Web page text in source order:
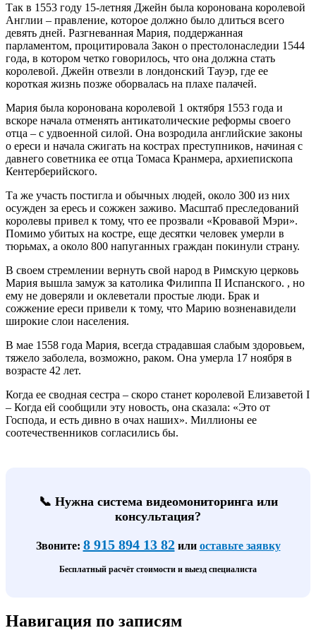
Так в 1553 году 15-летняя Джейн была коронована королевой
Англии – правление, которое должно было длиться всего
девять дней. Разгневанная Мария, поддержанная
парламентом, процитировала Закон о престолонаследии 1544
года, в котором четко говорилось, что она должна стать
королевой. Джейн отвезли в лондонский Тауэр, где ее
короткая жизнь позже оборвалась на плахе палачей.
Мария была коронована королевой 1 октября 1553 года и
вскоре начала отменять антикатолические реформы своего
отца – с удвоенной силой. Она возродила английские законы
о ереси и начала сжигать на кострах преступников, начиная с
давнего советника ее отца Томаса Кранмера, архиепископа
Кентерберийского.
Та же участь постигла и обычных людей, около 300 из них
осужден за ересь и сожжен заживо. Масштаб преследований
королевы привел к тому, что ее прозвали «Кровавой Мэри».
Помимо убитых на костре, еще десятки человек умерли в
тюрьмах, а около 800 напуганных граждан покинули страну.
В своем стремлении вернуть свой народ в Римскую церковь
Мария вышла замуж за католика Филиппа II Испанского. , но
ему не доверяли и оклеветали простые люди. Брак и
сожжение ереси привели к тому, что Марию возненавидели
широкие слои населения.
В мае 1558 года Мария, всегда страдавшая слабым здоровьем,
тяжело заболела, возможно, раком. Она умерла 17 ноября в
возрасте 42 лет.
Когда ее сводная сестра – скоро станет королевой Елизаветой I
– Когда ей сообщили эту новость, она сказала: «Это от
Господа, и есть дивно в очах наших». Миллионы ее
соотечественников согласились бы.
📞 Нужна система видеомониторинга или
консультация?
Звоните: 8 915 894 13 82или оставьте заявку
Бесплатный расчёт стоимости и выезд специалиста
Навигация по записям